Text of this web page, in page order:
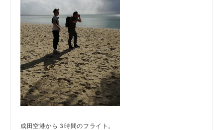
成田空港から３時間のフライト。